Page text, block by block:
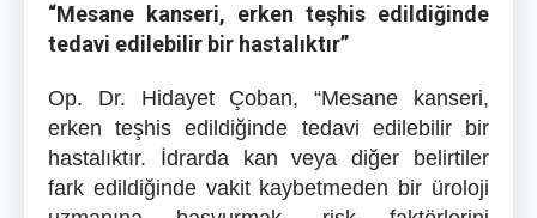
“Mesane kanseri, erken teşhis edildiğinde
tedavi edilebilir bir hastalıktır”
Op. Dr. Hidayet Çoban, “Mesane kanseri,
erken teşhis edildiğinde tedavi edilebilir bir
hastalıktır. İdrarda kan veya diğer belirtiler
fark edildiğinde vakit kaybetmeden bir üroloji